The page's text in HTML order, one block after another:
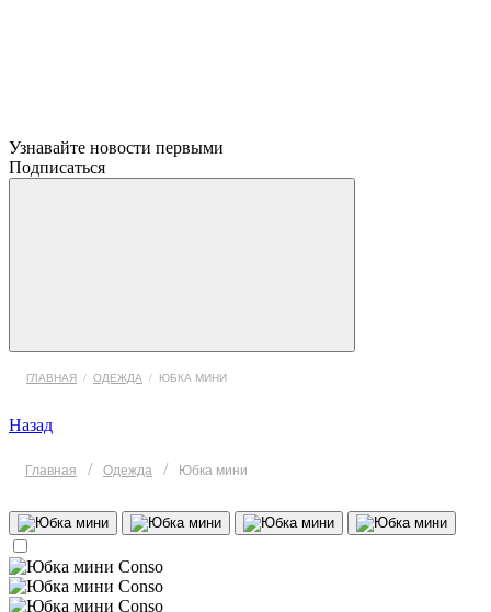
Узнавайте новости первыми
Подписаться
ГЛАВНАЯ / ОДЕЖДА / ЮБКА МИНИ
Назад
Главная / Одежда / Юбка мини